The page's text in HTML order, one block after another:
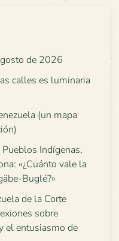
de 2026
calles es luminaria
(un mapa
Indígenas,
«¿Cuánto vale la
Buglé?»
de la Corte
sobre
el entusiasmo de